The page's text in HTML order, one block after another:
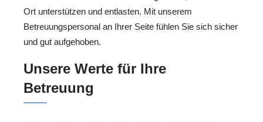
Ort unterstützen und entlasten. Mit unserem
Betreuungspersonal an Ihrer Seite fühlen Sie sich sicher
und gut aufgehoben.
Unsere Werte für Ihre
Betreuung